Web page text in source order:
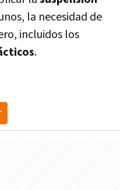
la necesidad de
incluidos los
.